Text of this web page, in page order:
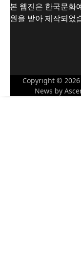
본 웹진은 한국문화
원을 받아 제작되었
Copyright © 2026
News by